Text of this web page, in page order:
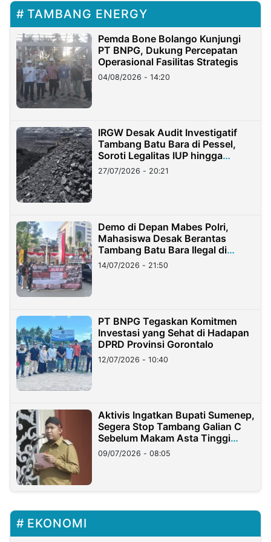
TAMBANG ENERGY
Pemda Bone Bolango Kunjungi
PT BNPG, Dukung Percepatan
Operasional Fasilitas Strategis
04/08/2026 - 14:20
IRGW Desak Audit Investigatif
Tambang Batu Bara di Pessel,
Soroti Legalitas IUP hingga
Stockpile
27/07/2026 - 20:21
Demo di Depan Mabes Polri,
Mahasiswa Desak Berantas
Tambang Batu Bara Ilegal di
Lampung
14/07/2026 - 21:50
PT BNPG Tegaskan Komitmen
Investasi yang Sehat di Hadapan
DPRD Provinsi Gorontalo
12/07/2026 - 10:40
Aktivis Ingatkan Bupati Sumenep,
Segera Stop Tambang Galian C
Sebelum Makam Asta Tinggi
Longsor
09/07/2026 - 08:05
EKONOMI